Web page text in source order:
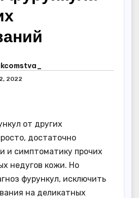
2022
от других
достаточно
и симптоматику прочих
недугов кожи. Но
фурункул, исключить
на деликатных